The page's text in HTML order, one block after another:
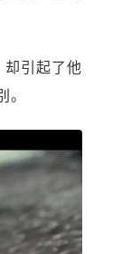
引起了他
。